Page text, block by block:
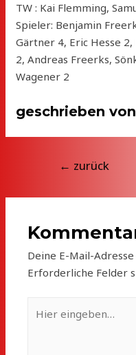
TW : Kai Flemming,
Spieler: Benjamin
Gärtner 4, Eric Hesse
2, Andreas Freerks,
Wagener 2
geschrieben
Beitragsnavigation
← zurück
Deine E-Mail-
Erforderliche Felder
eingeben…